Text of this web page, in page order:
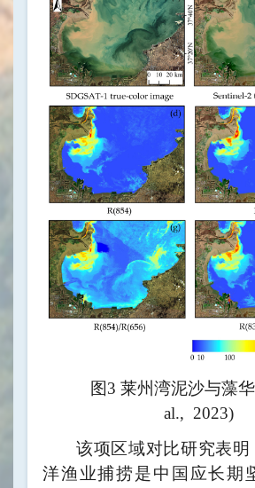
图3 莱州湾泥沙与藻
al., 2023)
该项区域对比研究表
洋渔业捕捞是中国应长期